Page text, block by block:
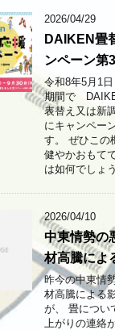
2026/04/29
DAIKEN畳
ンペーン第
令和8年5月1
期間で
表替え又は新
にキャンペー
す。 ぜひこ
健やかおもて
は如何でしょ
2026/04/10
中東情勢の
材高騰によ
昨今の中東情
材高騰による
が、 畳につ
上がりの連絡